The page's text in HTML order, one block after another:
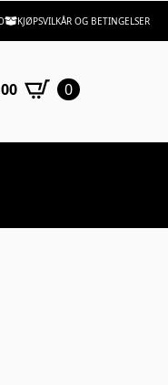
KJØPSVILKÅR OG BETINGELSER
0